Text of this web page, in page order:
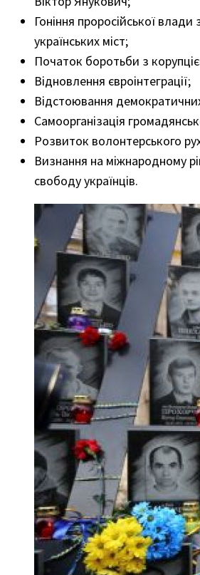
Гоніння проросійської
українських міст;
Початок боротьби з
Відновлення євроінтеграції;
Відстоювання
Самоорганізація
Розвиток волонтерського
Визнання на міжнародному
свободу українців.